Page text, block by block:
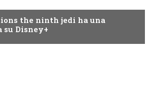
the ninth jedi ha una
su Disney+